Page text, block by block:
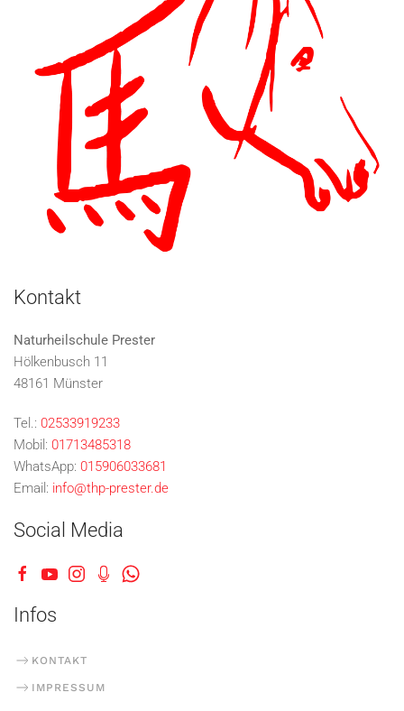
Kontakt
Naturheilschule Prester
Hölkenbusch 11
48161 Münster
Tel.: 02533919233
Mobil: 01713485318
WhatsApp: 015906033681
Email: info@thp-prester.de
Social Media
Infos
KONTAKT
IMPRESSUM